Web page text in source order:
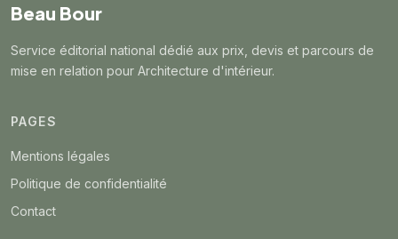
Beau Bour
Service éditorial national dédié aux prix, devis et parcours de
mise en relation pour Architecture d'intérieur.
PAGES
Mentions légales
Politique de confidentialité
Contact